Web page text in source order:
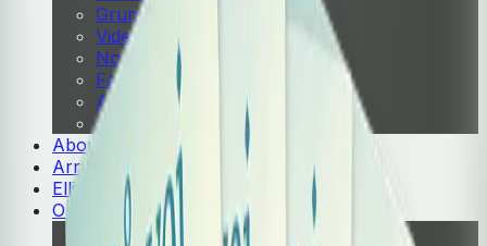
Grunnskole
Videregående
Norsk som andrespråk
Fagskole
Akademisk
Forskning
Abonnement
Arrangementer
Elling bokkafé
Om Cappelen Damm
Presse